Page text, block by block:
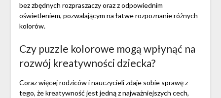
bez zbędnych rozpraszaczy oraz z odpowiednim
oświetleniem, pozwalającym na łatwe rozpoznanie różnych
kolorów.
Czy puzzle kolorowe mogą wpłynąć na
rozwój kreatywności dziecka?
Coraz więcej rodziców i nauczycieli zdaje sobie sprawę z
tego, że kreatywność jest jedną z najważniejszych cech,